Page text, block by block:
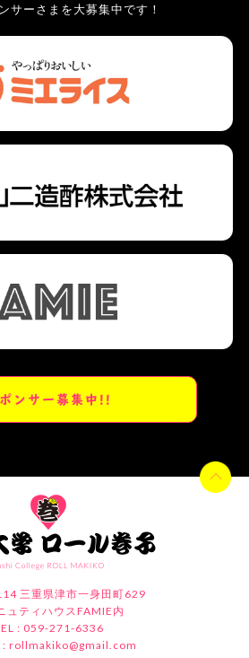
サーさまを大募集中です！
ンサー募集中!!
三重県津市一身田町629
ュティハウスFAMIE内
: 059-271-6336
: rollmakiko@gmail.com